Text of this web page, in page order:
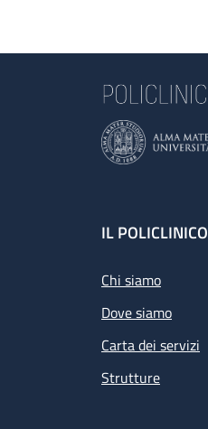
Footer
IL POLICLINICO
Chi siamo
Dove siamo
Carta dei servizi
Strutture